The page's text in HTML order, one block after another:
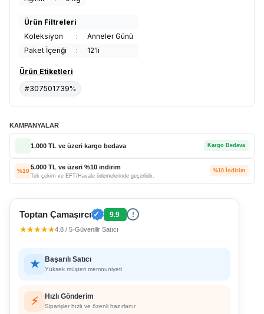
Ürün Filtreleri
Koleksiyon
:
Anneler Günü
Paket İçeriği
: 12'li
Ürün Etiketleri
#307501739%
KAMPANYALAR
1.000 TL ve üzeri kargo bedava Kargo Bedava
%10
5.000 TL ve üzeri %10 indirim
Tek çekim ve EFT/Havale ödemelerinde geçerlidir.
%10 İndirim
Toptan Çamaşırcı ✓ 9.9 !
★★★★★4.8 / 5•Güvenilir Satıcı
★ Başarılı Satıcı
Yüksek müşteri memnuniyeti
⚡ Hızlı Gönderim
Siparişler hızlı ve özenli hazırlanır